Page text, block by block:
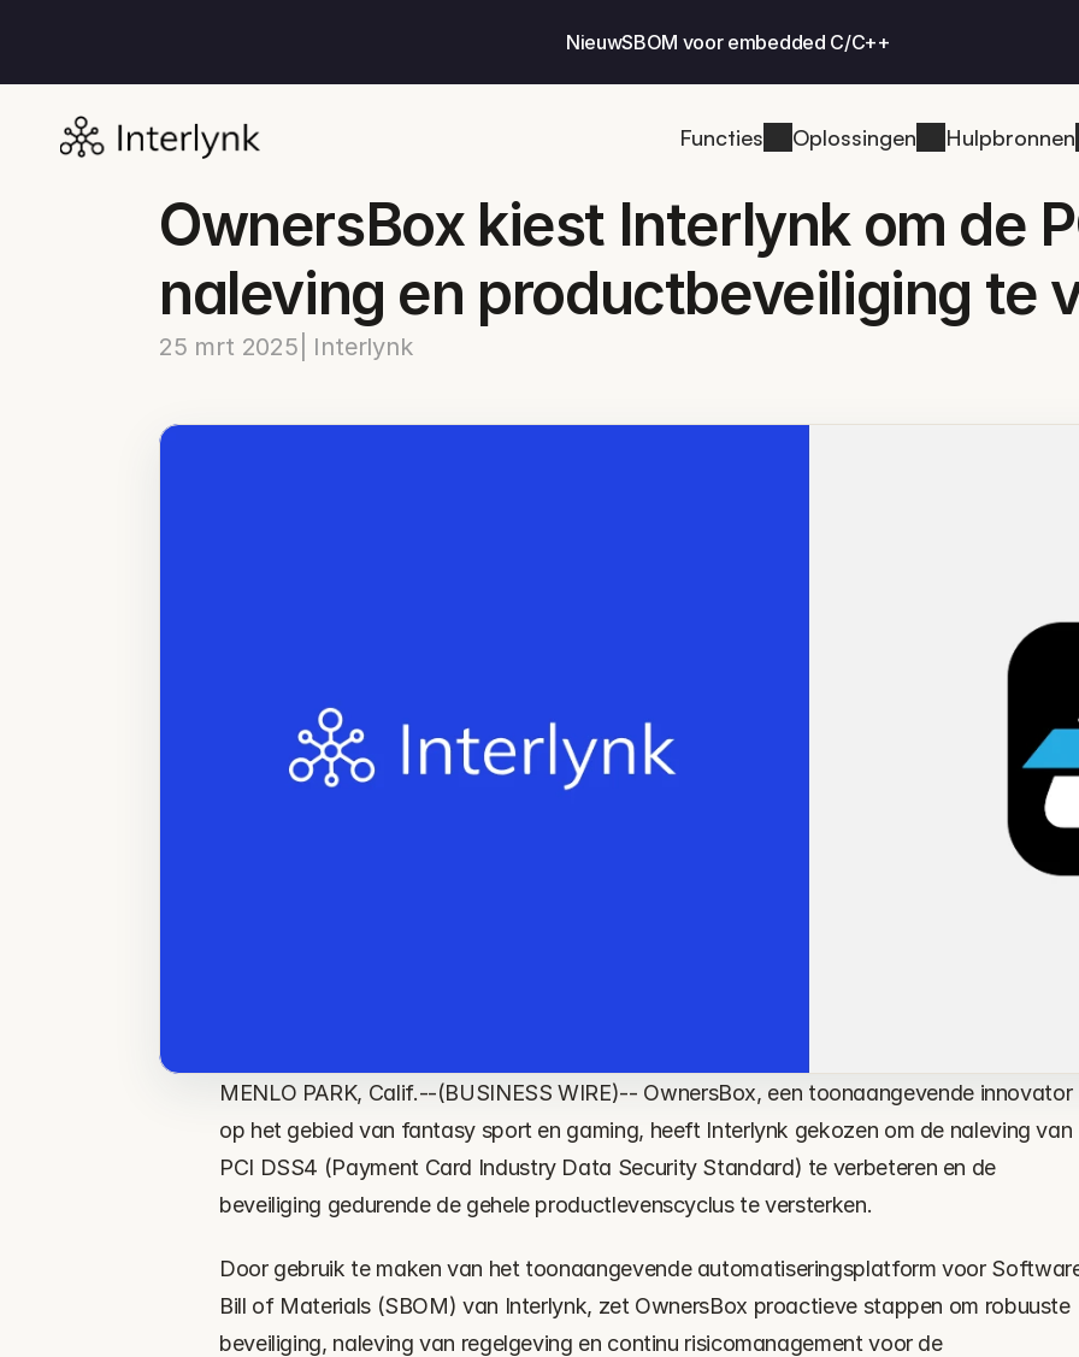
NieuwSBOM voor embedded C/C++
Functies Oplossingen Hulpbronnen
OwnersBox kiest Interlynk om de
naleving en productbeveiliging te
25 mrt 2025 | Interlynk
MENLO PARK, Calif.--(BUSINESS WIRE)-- OwnersBox, een toonaangevende innovator
op het gebied van fantasy sport en gaming, heeft Interlynk gekozen om de naleving van
PCI DSS4 (Payment Card Industry Data Security Standard) te verbeteren en de
beveiliging gedurende de gehele productlevenscyclus te versterken.
Door gebruik te maken van het toonaangevende automatiseringsplatform voor
Bill of Materials (SBOM) van Interlynk, zet OwnersBox proactieve stappen om robuuste
beveiliging, naleving van regelgeving en continu risicomanagement voor de